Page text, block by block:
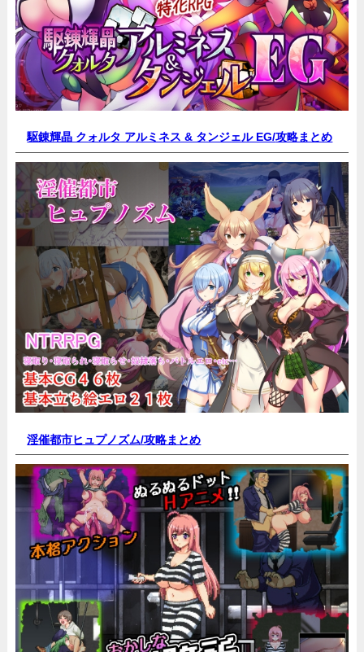
駆錬輝晶 クォルタ アルミネス & タンジェル EG/攻略まとめ
淫催都市ヒュプノズム/攻略まとめ